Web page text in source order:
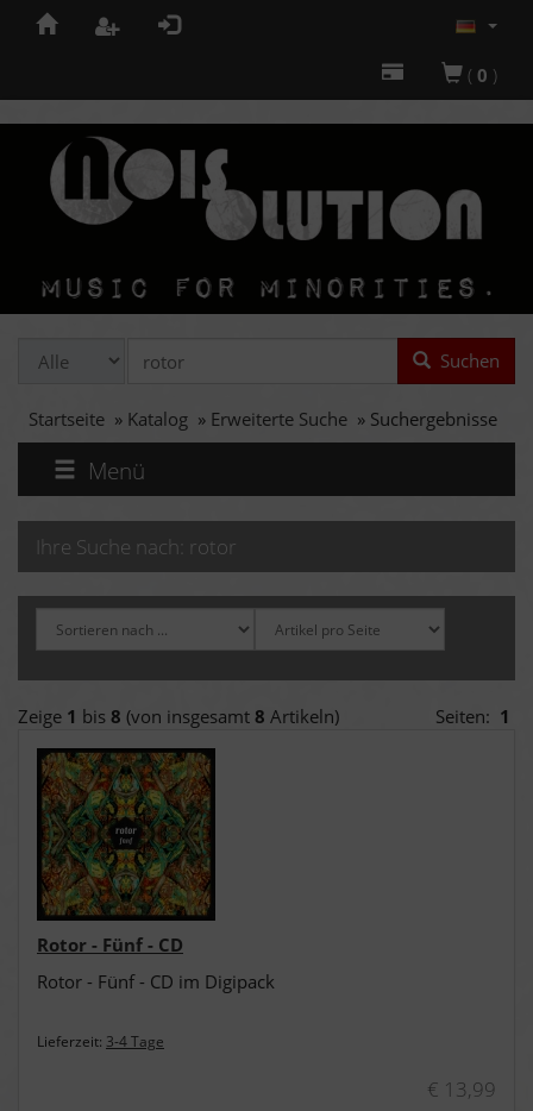
( 0 )
Suchen
Startseite » Katalog » Erweiterte Suche » Suchergebnisse
Menü
Ihre Suche nach: rotor
Zeige 1 bis 8 (von insgesamt 8 Artikeln) Seiten: 1
Rotor - Fünf - CD
Rotor - Fünf - CD im Digipack
Lieferzeit: 3-4 Tage
€ 13,99